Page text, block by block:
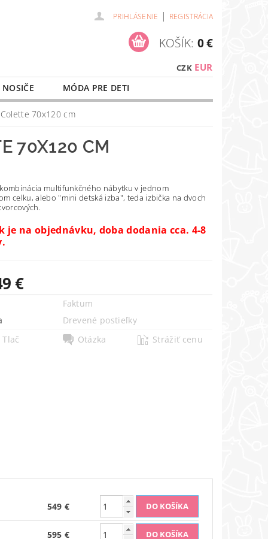
PRIHLÁSENIE | REGISTRÁCIA
CZK EUR
KOŠÍK: 0 €
MÓDA PRE DETI
NAŠE SLUŽBY70x120 cm
70X120 CM
multifunkčného nábytku v jednom
celku, alebo "mini detská izba", teda izbička na dvoch
je na objednávku, doba dodania cca. 4-8
€
Faktum
Drevené postieľky
Tlač
Otázka Strážiť cenu
549 €
595 €